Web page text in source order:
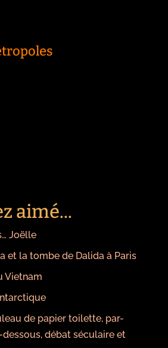
aimé...
Joëlle
et la tombe de Dalida à Paris
Vietnam
de papier toilette, par-
débat séculaire et